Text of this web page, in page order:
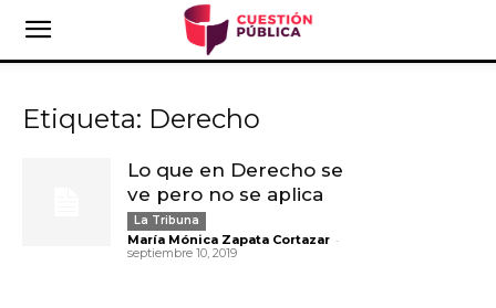
Etiqueta: Derecho
Lo que en Derecho se
ve pero no se aplica
La Tribuna
María Mónica Zapata Cortazar -
septiembre 10, 2019